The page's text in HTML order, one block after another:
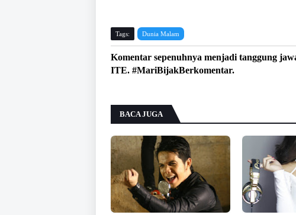
Tags: Dunia Malam
Komentar sepenuhnya menjadi tanggung
ITE. #MariBijakBerkomentar.
BACA JUGA